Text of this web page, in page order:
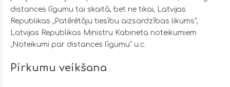
distances līgumu tai skaitā, bet ne tikai, Latvijas
Republikas „Patērētāju tiesību aizsardzības likums”,
Latvijas Republikas Ministru Kabineta noteikumiem
„Noteikumi par distances līgumu” u.c.
Pirkumu veikšana